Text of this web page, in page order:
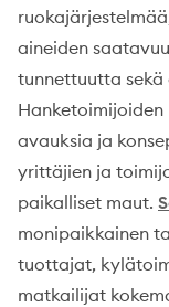
aineiden
tunnettuutta
Hanketoimijoiden
avauksia ja
yrittäjien ja
paikalliset maut.
monipaikkainen
tuottajat,
matkailijat